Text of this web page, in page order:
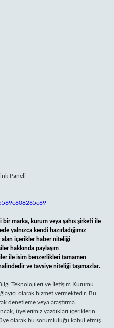
marka, kurum veya şahıs şirketi ile
yalnızca kendi hazırladığımız
alan içerikler haber niteliği
hakkında paylaşım
ile isim benzerlikleri tamamen
ve tavsiye niteliği taşımazlar.
Teknolojileri ve İletişim Kurumu
olarak hizmet vermektedir. Bu
denetleme veya araştırma
üyelerimiz yazdıkları içeriklerin
olarak bu sorumluluğu kabul etmiş